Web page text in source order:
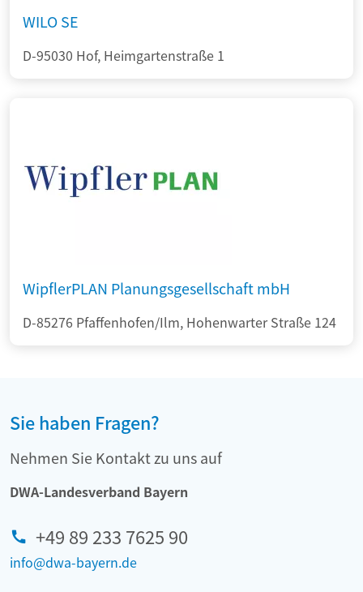
WILO SE
D-95030 Hof, Heimgartenstraße 1
WipflerPLAN Planungsgesellschaft mbH
D-85276 Pfaffenhofen/Ilm, Hohenwarter Straße 124
Sie haben Fragen?
Nehmen Sie Kontakt zu uns auf
DWA-Landesverband Bayern
+49 89 233 7625 90
info@dwa-bayern.de